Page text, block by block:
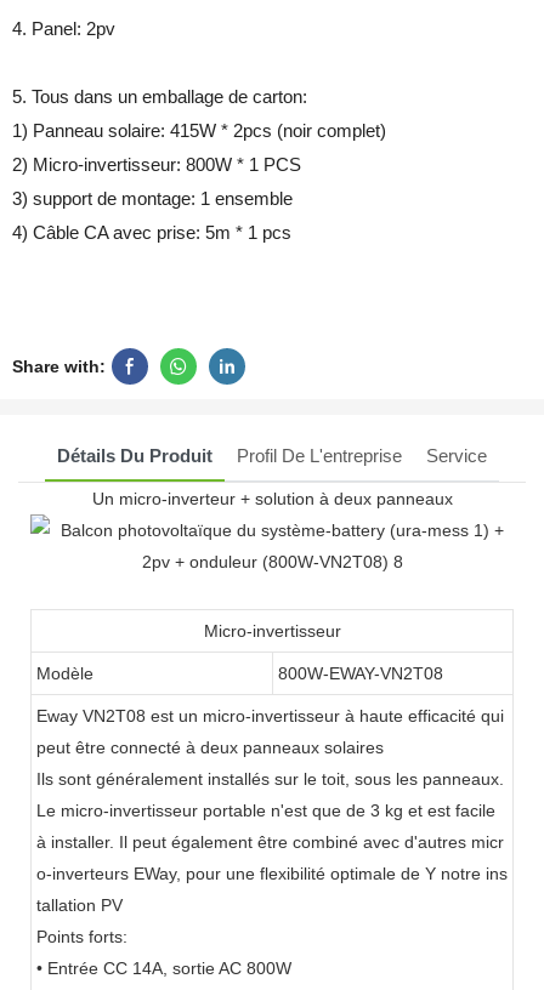
4. Panel: 2pv
5. Tous dans un emballage de carton:
1) Panneau solaire: 415W * 2pcs (noir complet)
2) Micro-invertisseur: 800W * 1 PCS
3) support de montage: 1 ensemble
4) Câble CA avec prise: 5m * 1 pcs
Share with:
Détails Du Produit Profil De L'entreprise Service
Un micro-inverteur + solution à deux panneaux
Micro-invertisseur
Modèle 800W-EWAY-VN2T08
Eway VN2T08 est un micro-invertisseur à haute efficacité qui
peut être connecté à deux panneaux solaires
Ils sont généralement installés sur le toit, sous les panneaux.
Le micro-invertisseur portable n'est que de 3 kg et est facile
à installer. Il peut également être combiné avec d'autres micr
o-inverteurs EWay, pour une flexibilité optimale de Y notre ins
tallation PV
Points forts:
• Entrée CC 14A, sortie AC 800W